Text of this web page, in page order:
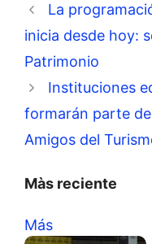
La
inicia desde hoy:
Patrimonio
Instituciones
formarán parte
Amigos del
Màs reciente
Más